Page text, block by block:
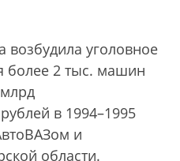
возбудила уголовное
более 2 тыс. машин
в 1994–1995
и
области.